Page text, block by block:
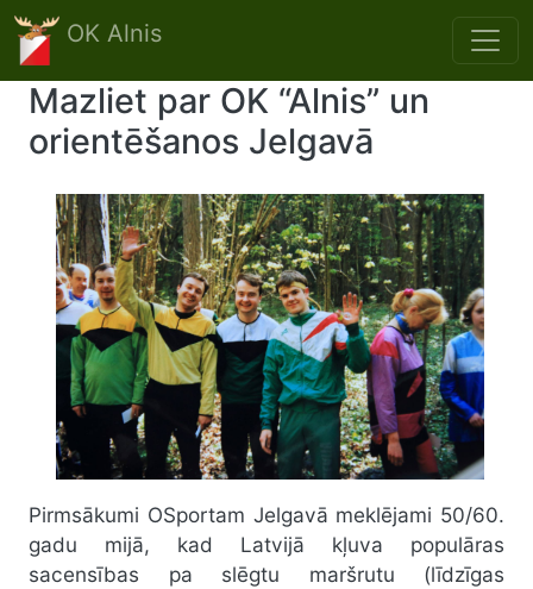
Skip to main content
OK Alnis
Mazliet par OK “Alnis” un
orientēšanos Jelgavā
Pirmsākumi OSportam Jelgavā meklējami 50/60.
gadu mijā, kad Latvijā kļuva populāras
sacensības pa slēgtu maršrutu (līdzīgas